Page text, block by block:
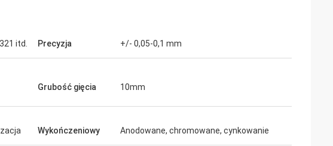
itd. Precyzja +/- 0,05-0,1 mm
Grubość gięcia 10mm
Wykończeniowy Anodowane, chromowane, cynkowanie